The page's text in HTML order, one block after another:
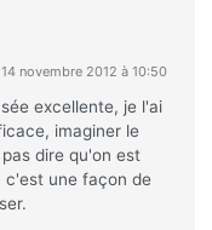
14 novembre 2012 à 10:50
excellente, je l'ai
imaginer le
dire qu'on est
c'est une façon de